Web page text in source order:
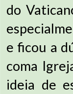
do
e ficou a
coma
ideia de